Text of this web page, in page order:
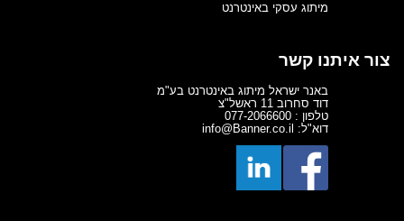
מיתוג עסקי באינטרנט
צור איתנו קשר
באנר ישראל מיתוג באינטרנט בע"מ
דוד סחרוב 11 ראשל"צ
טלפון : 077-2066600
דוא"ל: info@Banner.co.il